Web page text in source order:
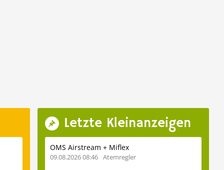
Letzte Kleinanzeigen
OMS Airstream + Miflex
09.08.2026 08:46 Atemregler